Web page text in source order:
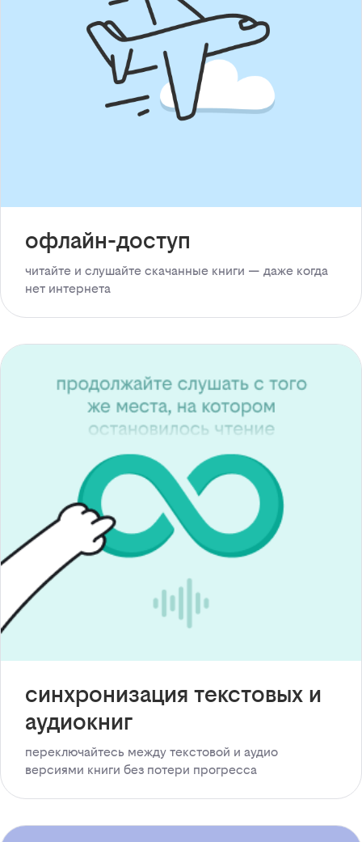
офлайн-доступ
читайте и слушайте скачанные книги — даже когда
нет интернета
синхронизация текстовых и
аудиокниг
переключайтесь между текстовой и аудио
версиями книги без потери прогресса